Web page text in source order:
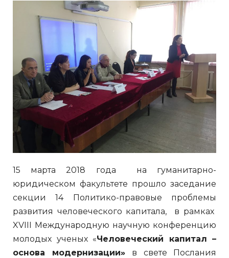
15 марта 2018 года на гуманитарно-
юридическом факультете прошло заседание
секции 14 Политико-правовые проблемы
развития человеческого капитала, в рамках
XVIII Международную научную конференцию
молодых ученых «Человеческий капитал –
основа модернизации» в свете Послания